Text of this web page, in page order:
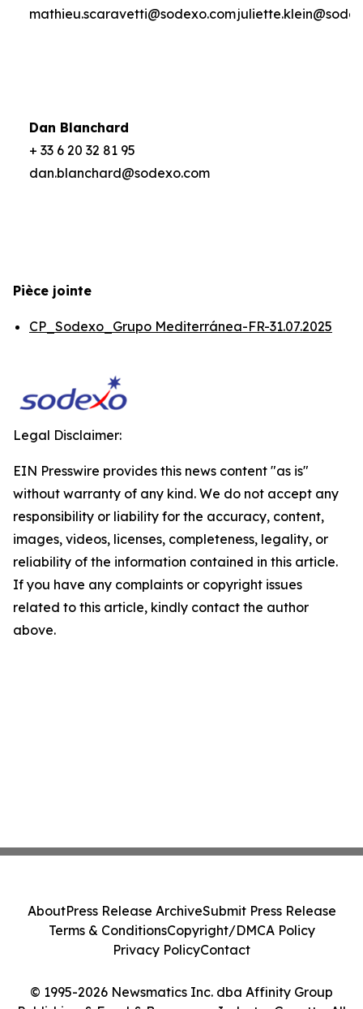
mathieu.scaravetti@sodexo.com
Dan Blanchard
+ 33 6 20 32 81 95
dan.blanchard@sodexo.com
Pièce jointe
CP_Sodexo_Grupo Mediterránea-FR-31.07.2025
Legal Disclaimer:
EIN Presswire provides this news content "as is"
without warranty of any kind. We do not accept any
responsibility or liability for the accuracy, content,
images, videos, licenses, completeness, legality, or
reliability of the information contained in this article.
If you have any complaints or copyright issues
related to this article, kindly contact the author
above.
© 1995-2026 Newsmatics Inc. dba Affinity Group
AboutPress Release ArchiveSubmit Press Release
Terms & ConditionsCopyright/DMCA Policy
Privacy PolicyContact